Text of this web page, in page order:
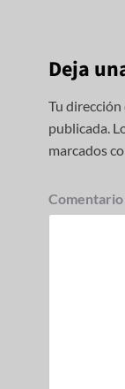
Deja
Tu
publicada.
marcados
Comentario